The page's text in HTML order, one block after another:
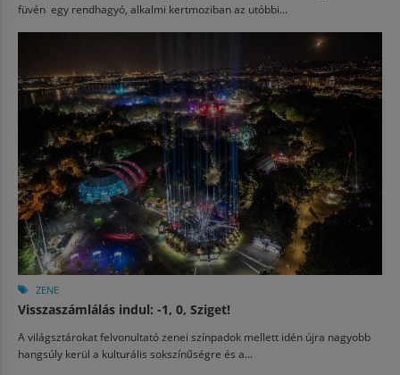
füvén egy rendhagyó, alkalmi kertmoziban az utóbbi...
ZENE
Visszaszámlálás indul: -1, 0, Sziget!
A világsztárokat felvonultató zenei színpadok mellett idén újra nagyobb
hangsúly kerül a kulturális sokszínűségre és a...